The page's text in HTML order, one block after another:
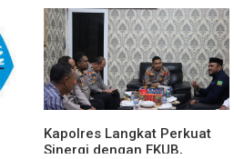
Dan Penyerahan Tunggul
Kesatuan Polres Tulang
Bawang Berlangsung
Spektakuler
Kapolres Langkat Perkuat
Sinergi dengan FKUB,